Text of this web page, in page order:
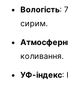
Вологість:
сирим.
коливання.
УФ-індекс: